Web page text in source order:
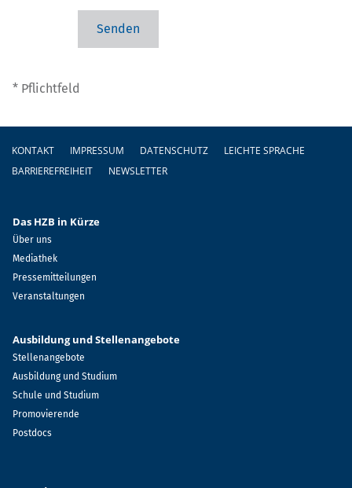
* Pflichtfeld
Fußzeile
KONTAKT IMPRESSUM DATENSCHUTZ
LEICHTE SPRACHE
BARRIEREFREIHEIT
NEWSLETTER
Das HZB in Kürze
Über uns
Mediathek
Pressemitteilungen
Veranstaltungen
Ausbildung und Stellenangebote
Stellenangebote
Ausbildung und Studium
Schule und Studium
Promovierende
Postdocs